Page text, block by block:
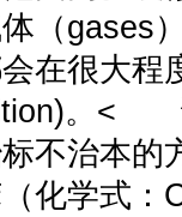
（gases
在很大程
。<
不治本的
化学式：